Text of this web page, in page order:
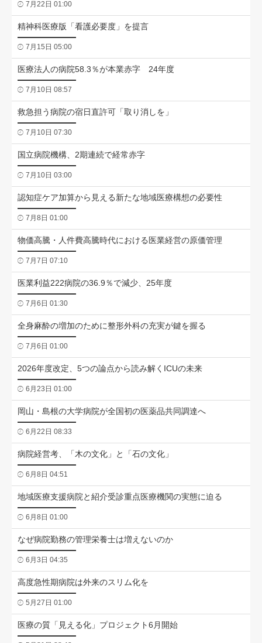
7月22日 01:00
精神科医療版「看護必要度」を提言
7月15日 05:00
医療法人の病院58.3％が本業赤字 24年度
7月10日 08:57
救急担う病院の宿日直許可「取り消しを」
7月10日 07:30
国立病院機構、2期連続で経常赤字
7月10日 03:00
認知症ケア加算から見える新たな地域医療構想の必要性
7月8日 01:00
物価高騰・人件費高騰時代における医業経営の原価管理
7月7日 07:10
医業利益222病院の36.9％で減少、25年度
7月6日 01:30
全身麻酔の増加のために整形外科の充実が鍵を握る
7月6日 01:00
2026年度改定、5つの論点から読み解くICUの未来
6月23日 01:00
岡山・島根の大学病院が全国初の医薬品共同調達へ
6月22日 08:33
病院経営考、「木の文化」と「石の文化」
6月8日 04:51
地域医療支援病院と紹介受診重点医療機関の実態に迫る
6月8日 01:00
なぜ病院勤務の管理栄養士は増えないのか
6月3日 04:35
高度急性期病院は外来のスリム化を
5月27日 01:00
医療の質「見える化」プロジェクト6月開始